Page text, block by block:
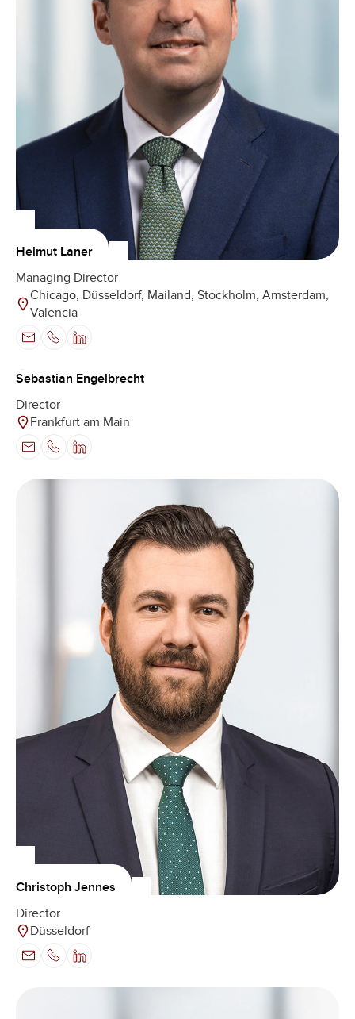
Helmut Laner
Managing Director
Chicago, Düsseldorf, Mailand, Stockholm, Amsterdam,
Valencia
Sebastian Engelbrecht
Director
Frankfurt am Main
Christoph Jennes
Director
Düsseldorf